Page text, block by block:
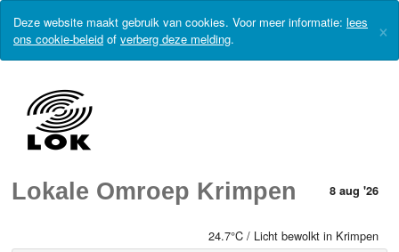
Deze website maakt gebruik van cookies. Voor meer informatie: lees
ons cookie-beleid of verberg deze melding. ×
Lokale Omroep Krimpen 8 aug '26
24.7°C / Licht bewolkt in Krimpen